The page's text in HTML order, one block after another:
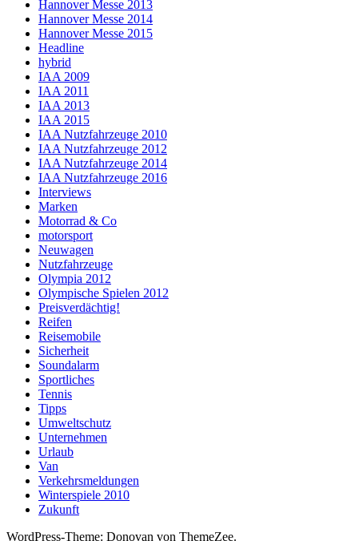
Hannover Messe 2013
Hannover Messe 2014
Hannover Messe 2015
Headline
hybrid
IAA 2009
IAA 2011
IAA 2013
IAA 2015
IAA Nutzfahrzeuge 2010
IAA Nutzfahrzeuge 2012
IAA Nutzfahrzeuge 2014
IAA Nutzfahrzeuge 2016
Interviews
Marken
Motorrad & Co
motorsport
Neuwagen
Nutzfahrzeuge
Olympia 2012
Olympische Spielen 2012
Preisverdächtig!
Reifen
Reisemobile
Sicherheit
Soundalarm
Sportliches
Tennis
Tipps
Umweltschutz
Unternehmen
Urlaub
Van
Verkehrsmeldungen
Winterspiele 2010
Zukunft
WordPress-Theme: Donovan von ThemeZee.